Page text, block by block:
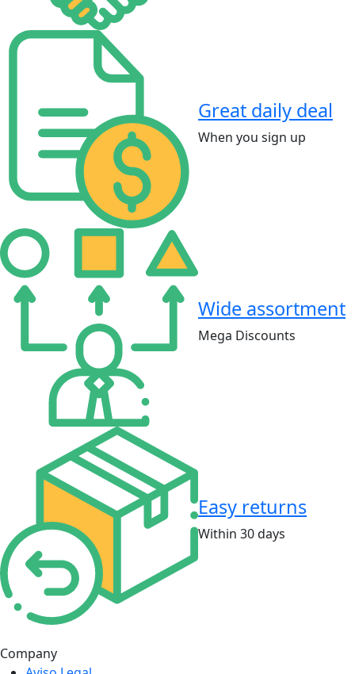
Great daily deal
When you sign up
Wide assortment
Mega Discounts
Easy returns
Within 30 days
Company